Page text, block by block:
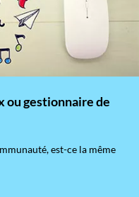
ou gestionnaire de
est-ce la même